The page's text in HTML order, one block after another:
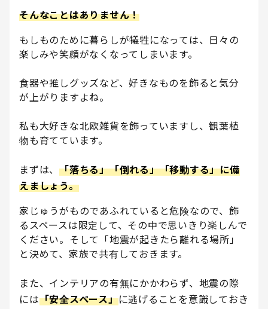
そんなことはありません！
もしものために暮らしが犠牲になっては、日々の
楽しみや笑顔がなくなってしまいます。
食器や推しグッズなど、好きなものを飾ると気分
が上がりますよね。
私も大好きな北欧雑貨を飾っていますし、観葉植
物も育てています。
まずは、 「落ちる」「倒れる」「移動する」に備
えましょう。
家じゅうがものであふれていると危険なので、飾
るスペースは限定して、その中で思いきり楽しんで
ください。そして「地震が起きたら離れる場所」
と決めて、家族で共有しておきます。
また、インテリアの有無にかかわらず、地震の際
には「安全スペース」に逃げることを意識しておき